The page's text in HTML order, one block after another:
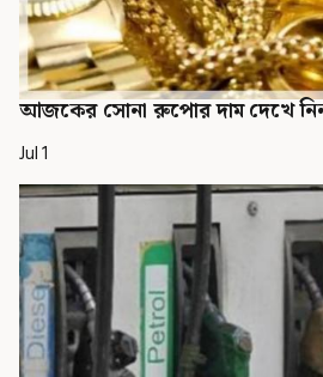
আজকের সোনা রুপোর দাম দেখে
Jul 1